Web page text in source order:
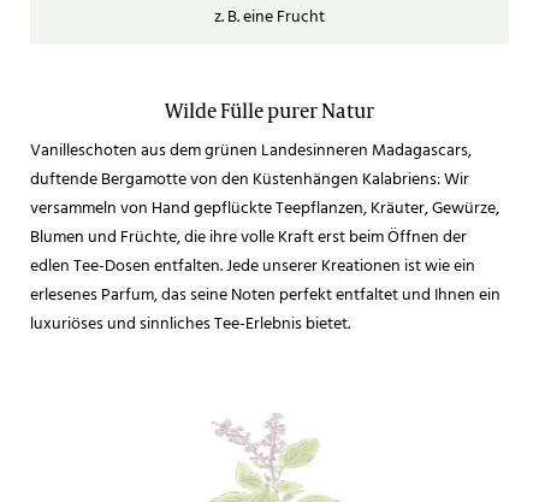
z. B. eine Frucht
Wilde Fülle purer Natur
Vanilleschoten aus dem grünen Landesinneren Madagascars,
duftende Bergamotte von den Küstenhängen Kalabriens: Wir
versammeln von Hand gepflückte Teepflanzen, Kräuter, Gewürze,
Blumen und Früchte, die ihre volle Kraft erst beim Öffnen der
edlen Tee-Dosen entfalten. Jede unserer Kreationen ist wie ein
erlesenes Parfum, das seine Noten perfekt entfaltet und Ihnen ein
luxuriöses und sinnliches Tee-Erlebnis bietet.